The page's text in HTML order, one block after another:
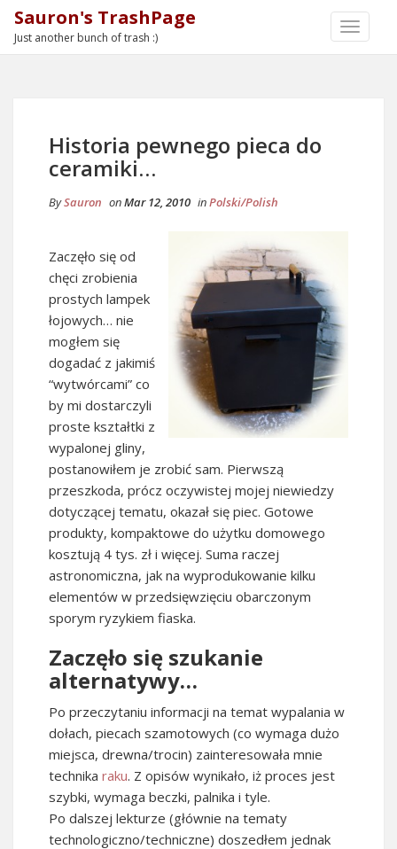
TOGGLE
Sauron's TrashPage
Just another bunch of trash :)
Historia pewnego pieca do
ceramiki…
BySauron onMar 12, 2010 inPolski/Polish
Zaczęło się od
chęci zrobienia
prostych lampek
łojowych… nie
mogłem się
dogadać z jakimiś
“wytwórcami” co
by mi dostarczyli
proste kształtki z
wypalonej gliny,
postanowiłem je zrobić sam. Pierwszą
przeszkoda, prócz oczywistej mojej niewiedzy
dotyczącej tematu, okazał się piec. Gotowe
produkty, kompaktowe do użytku domowego
kosztują 4 tys. zł i więcej. Suma raczej
astronomiczna, jak na wyprodukowanie kilku
elementów w przedsięwzięciu obarczonym
sporym ryzykiem fiaska.
Zaczęło się szukanie
alternatywy…
Po przeczytaniu informacji na temat wypalania w
dołach, piecach szamotowych (co wymaga dużo
miejsca, drewna/trocin) zainteresowała mnie
technika raku. Z opisów wynikało, iż proces jest
szybki, wymaga beczki, palnika i tyle.
Po dalszej lekturze (głównie na tematy
technologiczno/techniczne) doszedłem jednak